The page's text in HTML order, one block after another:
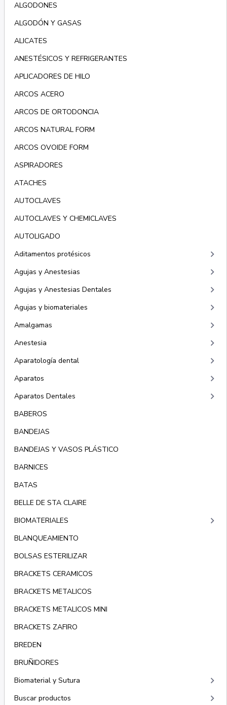
ALGODONES
ALGODÓN Y GASAS
ALICATES
ANESTÉSICOS Y REFRIGERANTES
APLICADORES DE HILO
ARCOS ACERO
ARCOS DE ORTODONCIA
ARCOS NATURAL FORM
ARCOS OVOIDE FORM
ASPIRADORES
ATACHES
AUTOCLAVES
AUTOCLAVES Y CHEMICLAVES
AUTOLIGADO
Aditamentos protésicos
keyboard_arrow_right
Agujas y Anestesias keyboard_arrow_right
Agujas y Anestesias Dentales keyboard_arrow_right
Agujas y biomateriales keyboard_arrow_right
Amalgamas keyboard_arrow_right
Anestesia keyboard_arrow_right
Aparatología dental keyboard_arrow_right
Aparatos keyboard_arrow_right
Aparatos Dentales keyboard_arrow_right
BABEROS
BANDEJAS
BANDEJAS Y VASOS PLÁSTICO
BARNICES
BATAS
BELLE DE STA CLAIRE
BIOMATERIALES
keyboard_arrow_right
BLANQUEAMIENTO
BOLSAS ESTERILIZAR
BRACKETS CERAMICOS
BRACKETS METALICOS
BRACKETS METALICOS MINI
BRACKETS ZAFIRO
BREDEN
BRUÑIDORES
Biomaterial y Sutura
keyboard_arrow_right
Buscar productos keyboard_arrow_right